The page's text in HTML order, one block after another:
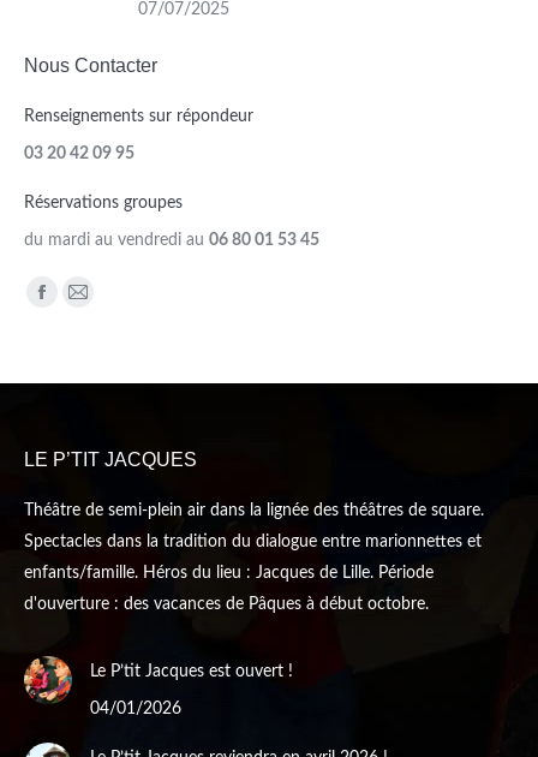
07/07/2025
Nous Contacter
Renseignements sur répondeur
03 20 42 09 95
Réservations groupes
du mardi au vendredi au 06 80 01 53 45
Trouvez nous sur :
windowwindow
LE P’TIT JACQUES
Théâtre de semi-plein air dans la lignée des théâtres de square.
Spectacles dans la tradition du dialogue entre marionnettes et
enfants/famille. Héros du lieu : Jacques de Lille. Période
d'ouverture : des vacances de Pâques à début octobre.
Le P’tit Jacques est ouvert !
04/01/2026